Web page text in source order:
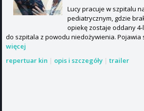
Lucy pracuje w szpitalu
pediatrycznym, gdzie
opiekę zostaje oddany
do szpitala z powodu niedożywienia. Pojawia
więcej
repertuar kin | opis i szczegóły | trailer